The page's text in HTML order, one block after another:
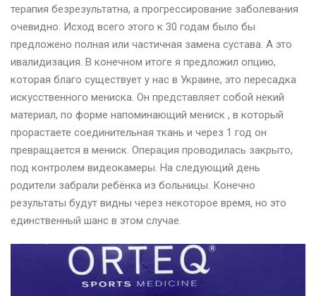
терапия безрезультатна, а прогрессирование заболевания
очевидно. Исход всего этого к 30 годам было бы
предложено полная или частичная замена сустава. А это
ивалидизация. В конечном итоге я предложил опцию,
которая благо существует у нас в Украине, это пересадка
искусственного мениска. Он представляет собой некий
материал, по форме напоминающий мениск , в который
прорастаете соединительная ткань и через 1 год он
превращается в мениск. Операция проводилась закрыто,
под контролем видеокамеры. На следующий день
родители забрали ребёнка из больницы. Конечно
результаты будут видны через некоторое время, но это
единственный шанс в этом случае.